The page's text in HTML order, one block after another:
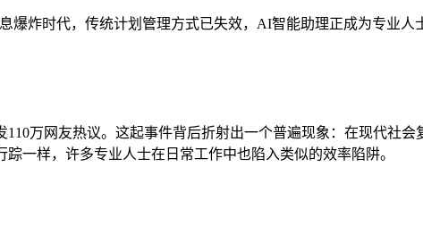
炸时代，传统计划管理方式已失效，AI智能助理正成为专业人
万网友热议。这起事件背后折射出一个普遍现象：在现代社
一样，许多专业人士在日常工作中也陷入类似的效率陷阱。